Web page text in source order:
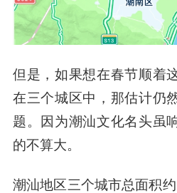
但是，如果想在春节顺着
在三个城区中，那估计仍
题。因为潮汕文化名头虽
的不算大。
潮汕地区三个城市总面积